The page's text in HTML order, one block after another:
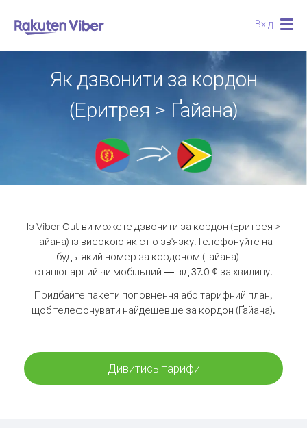
Вхід
Як дзвонити за кордон
(Еритрея > Ґайана)
Із Viber Out ви можете дзвонити за кордон (Еритрея >
Ґайана) із високою якістю зв'язку.Телефонуйте на
будь-який номер за кордоном (Ґайана) —
стаціонарний чи мобільний — від 37.0 ¢ за хвилину.
Придбайте пакети поповнення або тарифний план,
щоб телефонувати найдешевше за кордон (Ґайана).
Дивитись тарифи